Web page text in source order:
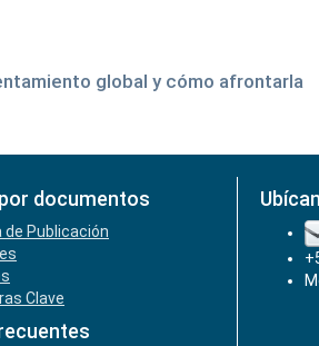
global y cómo afrontarla
documentos
de Publicación
Clave